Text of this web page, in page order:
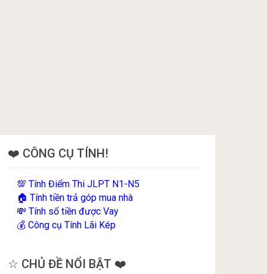
❤️ CÔNG CỤ TÍNH!
💯 Tính Điểm Thi JLPT N1-N5
🏠 Tính tiền trả góp mua nhà
💸 Tính số tiền được Vay
💰 Công cụ Tính Lãi Kép
☆ CHỦ ĐỀ NỔI BẬT ❤️